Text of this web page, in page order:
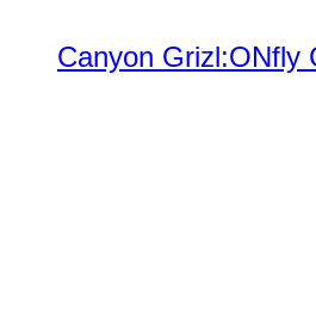
Canyon Grizl:ONfly